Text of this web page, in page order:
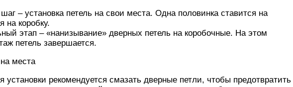
– установка петель на свои места. Одна половинка ставится на
на коробку.
этап – «нанизывание» дверных петель на коробочные. На этом
петель завершается.
места
установки рекомендуется смазать дверные петли, чтобы предотвратить